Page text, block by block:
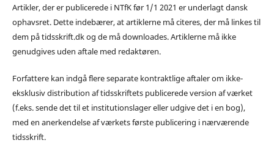
Artikler, der er publicerede i NTfK før 1/1 2021 er underlagt dansk
ophavsret. Dette indebærer, at artiklerne må citeres, der må linkes til
dem på tidsskrift.dk og de må downloades. Artiklerne må ikke
genudgives uden aftale med redaktøren.
Forfattere kan indgå flere separate kontraktlige aftaler om ikke-
eksklusiv distribution af tidsskriftets publicerede version af værket
(f.eks. sende det til et institutionslager eller udgive det i en bog),
med en anerkendelse af værkets første publicering i nærværende
tidsskrift.